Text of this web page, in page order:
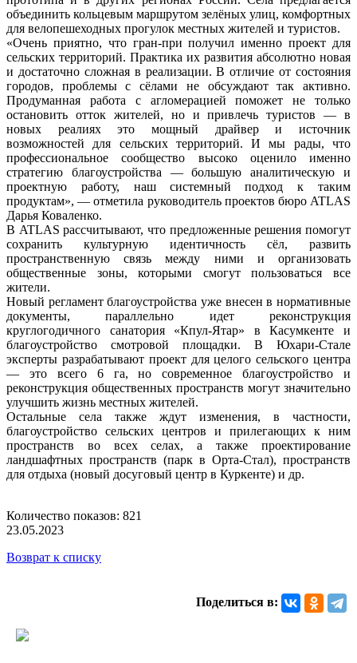
объединить кольцевым маршрутом зелёных улиц, комфортных
для велопешеходных прогулок местных жителей и туристов.
«Очень приятно, что гран-при получил именно проект для
сельских территорий. Практика их развития абсолютно новая
и достаточно сложная в реализации. В отличие от состояния
городов, проблемы с сёлами не обсуждают так активно.
Продуманная работа с агломерацией поможет не только
остановить отток жителей, но и привлечь туристов — в
новых реалиях это мощный драйвер и источник
возможностей для сельских территорий. И мы рады, что
профессиональное сообщество высоко оценило именно
стратегию благоустройства — большую аналитическую и
проектную работу, наш системный подход к таким
продуктам», — отметила руководитель проектов бюро ATLAS
Дарья Коваленко.
В ATLAS рассчитывают, что предложенные решения помогут
сохранить культурную идентичность сёл, развить
пространственную связь между ними и организовать
общественные зоны, которыми смогут пользоваться все
жители.
Новый регламент благоустройства уже внесен в нормативные
документы, параллельно идет реконструкция
круглогодичного санатория «Кпул-Ятар» в Касумкенте и
благоустройство смотровой площадки. В Юхари-Стале
эксперты разрабатывают проект для целого сельского центра
— это всего 6 га, но современное благоустройство и
реконструкция общественных пространств могут значительно
улучшить жизнь местных жителей.
Остальные села также ждут изменения, в частности,
благоустройство сельских центров и прилегающих к ним
пространств во всех селах, а также проектирование
ландшафтных пространств (парк в Орта-Стал), пространств
для отдыха (новый досуговый центр в Куркенте) и др.
Количество показов: 821
23.05.2023
Возврат к списку
Поделиться в: